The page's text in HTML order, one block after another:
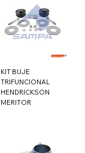
KIT BUJE
TRIFUNCIONAL
HENDRICKSON
MERITOR